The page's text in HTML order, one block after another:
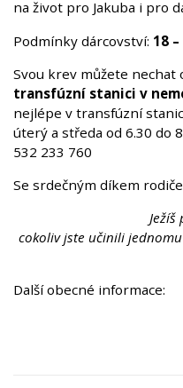
na život pro Jakuba i pro
Podmínky dárcovství: 18
Svou krev můžete nechat
transfúzní stanici v
nejlépe v transfúzní
úterý a středa od 6.30 do
532 233 760
Se srdečným díkem rodiče
Ježíš
cokoliv jste učinili
Další obecné informace: